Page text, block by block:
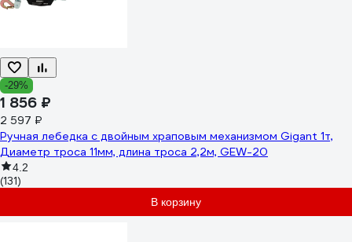
-29%
1 856 ₽
2 597 ₽
Ручная лебедка с двойным храповым механизмом Gigant 1т,
Диаметр троса 11мм, длина троса 2,2м, GEW-20
4.2
(131)
В корзину